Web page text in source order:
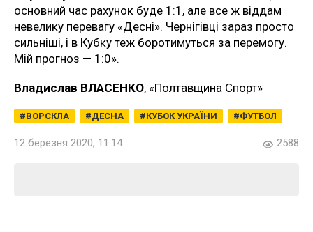
основний час рахунок буде 1:1, але все ж віддам
невелику перевагу «Десні». Чернігівці зараз просто
сильніші, і в Кубку теж боротимуться за перемогу.
Мій прогноз — 1:0».
Владислав ВЛАСЕНКО, «Полтавщина Спорт»
ВОРСКЛА ДЕСНА КУБОК УКРАЇНИ ФУТБОЛ
12 березня 2020, 11:14 2588